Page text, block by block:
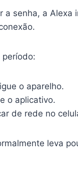
a senha, a Alexa
período:
o aparelho.
o aplicativo.
de rede no
leva